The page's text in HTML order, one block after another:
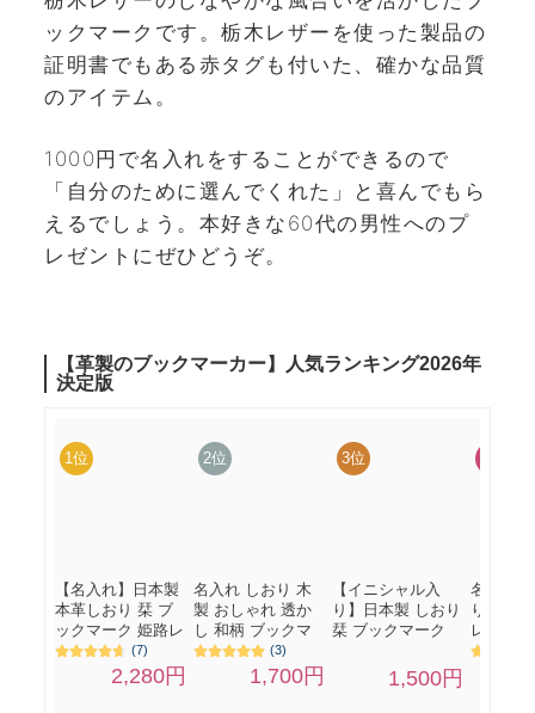
ックマークです。栃木レザーを使った製品の
証明書でもある赤タグも付いた、確かな品質
のアイテム。
1000円で名入れをすることができるので
「自分のために選んでくれた」と喜んでもら
えるでしょう。本好きな60代の男性へのプ
レゼントにぜひどうぞ。